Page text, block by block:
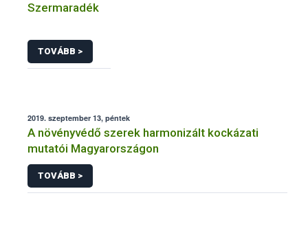
Szermaradék
TOVÁBB >
2019. szeptember 13, péntek
A növényvédő szerek harmonizált kockázati
mutatói Magyarországon
TOVÁBB >